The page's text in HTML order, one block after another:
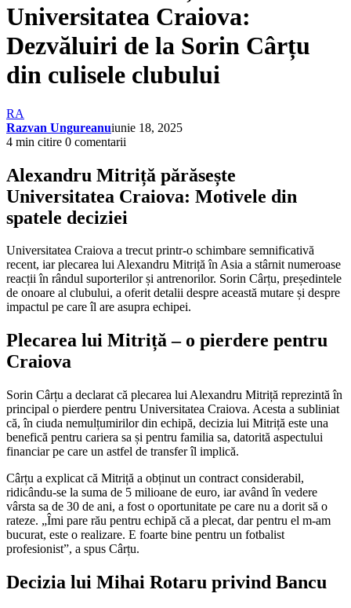
Universitatea Craiova:
Dezvăluiri de la Sorin Cârțu
din culisele clubului
RA
Razvan Ungureanuiunie 18, 2025
4 min citire 0 comentarii
Alexandru Mitriță părăsește
Universitatea Craiova: Motivele din
spatele deciziei
Universitatea Craiova a trecut printr-o schimbare semnificativă
recent, iar plecarea lui Alexandru Mitriță în Asia a stârnit numeroase
reacții în rândul suporterilor și antrenorilor. Sorin Cârțu, președintele
de onoare al clubului, a oferit detalii despre această mutare și despre
impactul pe care îl are asupra echipei.
Plecarea lui Mitriță – o pierdere pentru
Craiova
Sorin Cârțu a declarat că plecarea lui Alexandru Mitriță reprezintă în
principal o pierdere pentru Universitatea Craiova. Acesta a subliniat
că, în ciuda nemulțumirilor din echipă, decizia lui Mitriță este una
benefică pentru cariera sa și pentru familia sa, datorită aspectului
financiar pe care un astfel de transfer îl implică.
Cârțu a explicat că Mitriță a obținut un contract considerabil,
ridicându-se la suma de 5 milioane de euro, iar având în vedere
vârsta sa de 30 de ani, a fost o oportunitate pe care nu a dorit să o
rateze. „Îmi pare rău pentru echipă că a plecat, dar pentru el m-am
bucurat, este o realizare. E foarte bine pentru un fotbalist
profesionist”, a spus Cârțu.
Decizia lui Mihai Rotaru privind Bancu